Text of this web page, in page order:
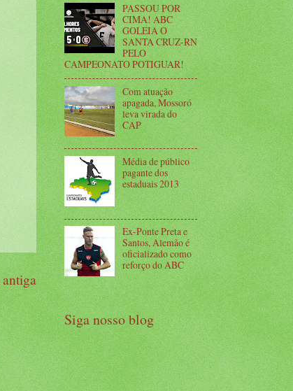
PASSOU POR
CIMA! ABC
GOLEIA O
SANTA CRUZ-RN
PELO
CAMPEONATO POTIGUAR!
Com atuação
apagada, Mossoró
leva virada do
CAP
Média de público
pagante dos
estaduais 2013
Ex-Ponte Preta e
Santos, Alemão é
oficializado como
reforço do ABC
Siga nosso blog